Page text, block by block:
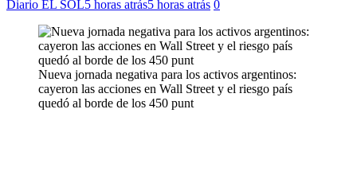
Diario EL SOL5 horas atrás5 horas atrás 0
Nueva jornada negativa para los activos argentinos:
cayeron las acciones en Wall Street y el riesgo país
quedó al borde de los 450 punt